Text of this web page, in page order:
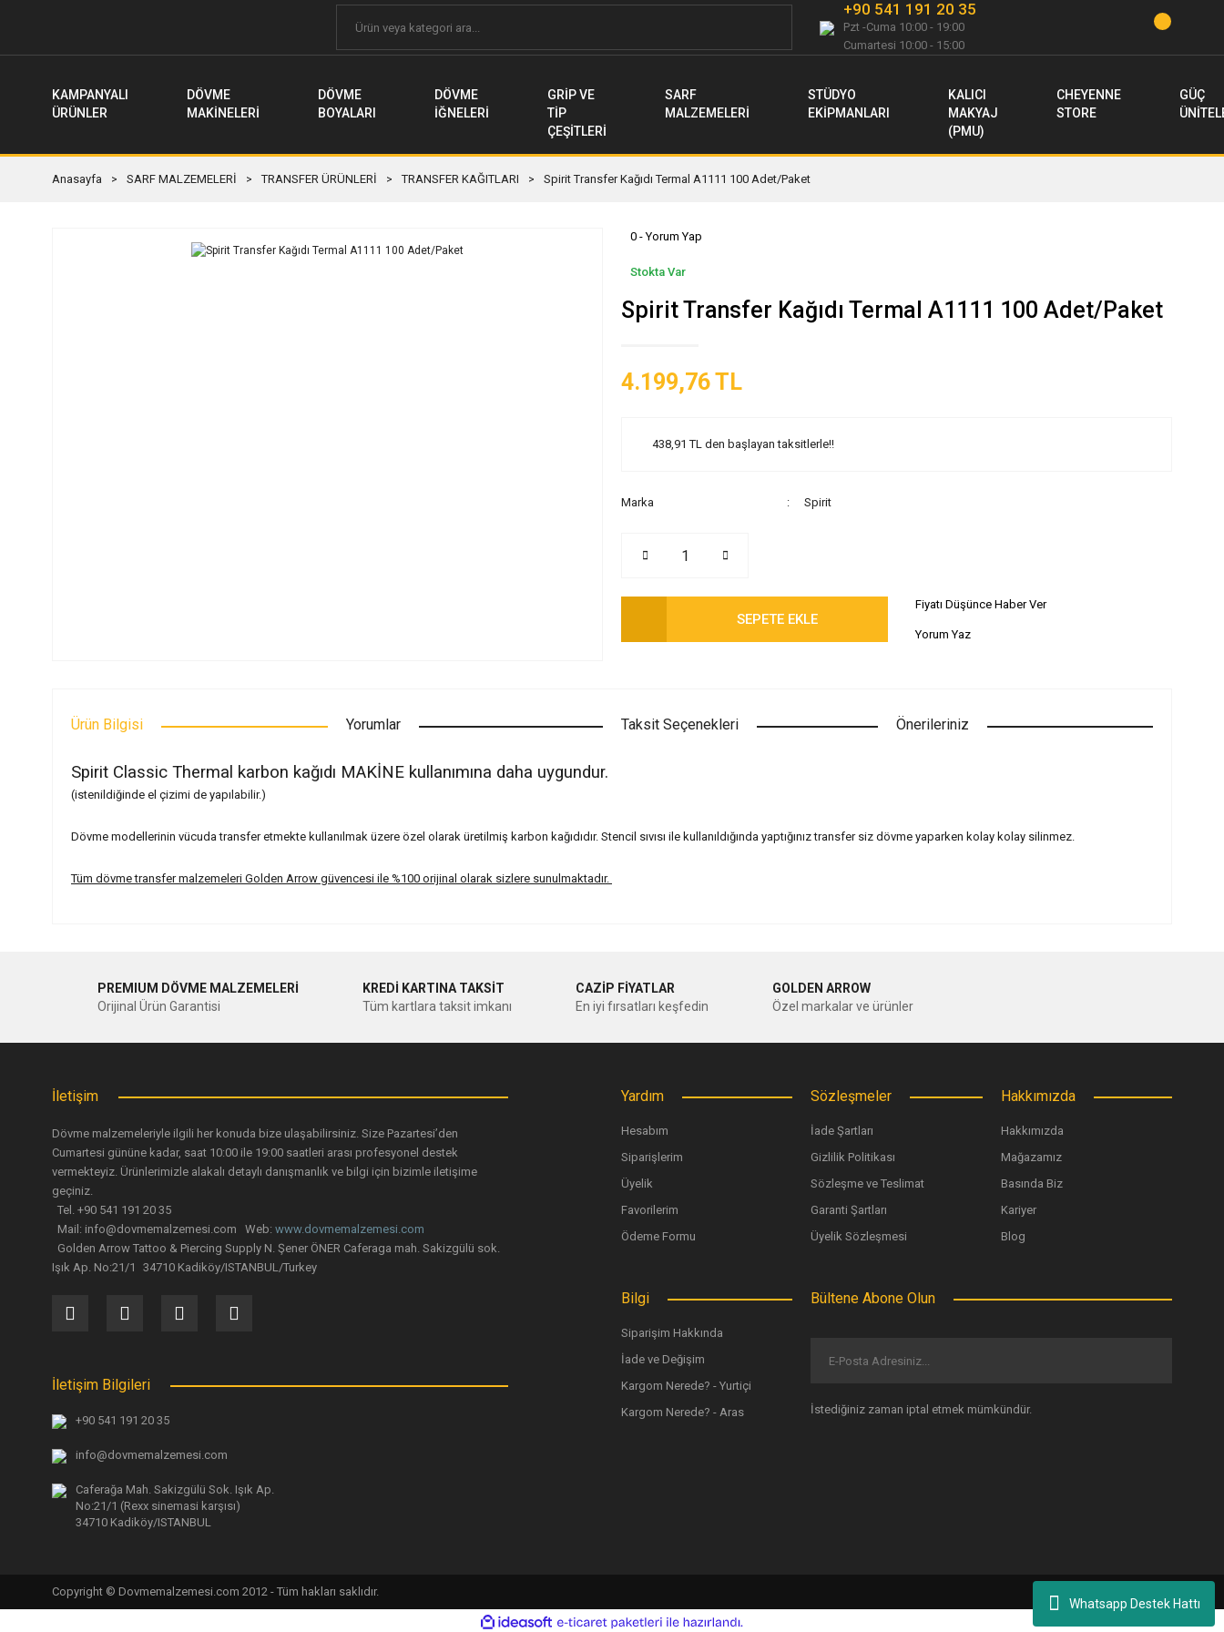
Whatsapp Destek Hattı
+90 541 191 20 35
Pzt -Cuma 10:00 - 19:00
Cumartesi 10:00 - 15:00
KAMPANYALI
ÜRÜNLER
DÖVME
MAKİNELERİ
DÖVME
BOYALARI
DÖVME
İĞNELERİ
GRİP VE
TİP
ÇEŞİTLERİ
SARF
MALZEMELERİ
STÜDYO
EKİPMANLARI
KALICI
MAKYAJ
(PMU)
CHEYENNE
STORE
GÜÇ
Anasayfa SARF MALZEMELERİ TRANSFER ÜRÜNLERİ TRANSFER KAĞITLARI Spirit Transfer Kağıdı Termal A1111 100 Adet/Paket
0 - Yorum Yap
Stokta Var
Spirit Transfer Kağıdı Termal A1111 100 Adet/Paket
4.199,76 TL
438,91 TL den başlayan taksitlerle!!
Marka Spirit
SEPETE EKLE
Fiyatı Düşünce Haber Ver
Yorum Yaz
Ürün Bilgisi Yorumlar Taksit Seçenekleri Önerileriniz
Spirit Classic Thermal karbon kağıdı MAKİNE kullanımına daha uygundur.
(istenildiğinde el çizimi de yapılabilir.)
Dövme modellerinin vücuda transfer etmekte kullanılmak üzere özel olarak üretilmiş karbon kağıdıdır. Stencil sıvısı ile kullanıldığında yaptığınız transfer siz dövme yaparken kolay kolay silinmez.
Tüm dövme transfer malzemeleri Golden Arrow güvencesi ile %100 orijinal olarak sizlere sunulmaktadır.
Yorum Yaz
Ürün resmi kalitesiz, bozuk veya görüntülenemiyor.
Gönder
PREMIUM DÖVME MALZEMELERİ
Orijinal Ürün Garantisi
KREDİ KARTINA TAKSİT
Tüm kartlara taksit imkanı
CAZİP FİYATLAR
En iyi fırsatları keşfedin
GOLDEN ARROW
Özel markalar ve ürünler
İletişim
Dövme malzemeleriyle ilgili her konuda bize ulaşabilirsiniz. Size Pazartesi’den
Cumartesi gününe kadar, saat 10:00 ile 19:00 saatleri arası profesyonel destek
vermekteyiz. Ürünlerimizle alakalı detaylı danışmanlık ve bilgi için bizimle iletişime
geçiniz.
Tel. +90 541 191 20 35
Mail: info@dovmemalzemesi.com Web: www.dovmemalzemesi.com
Golden Arrow Tattoo & Piercing Supply N. Şener ÖNER Caferaga mah. Sakizgülü sok.
Işık Ap. No:21/1 34710 Kadiköy/ISTANBUL/Turkey
İletişim Bilgileri
+90 541 191 20 35
info@dovmemalzemesi.com
Caferağa Mah. Sakizgülü Sok. Işık Ap.
No:21/1 (Rexx sinemasi karşısı)
34710 Kadiköy/ISTANBUL
Yardım
Hesabım
Siparişlerim
Üyelik
Favorilerim
Ödeme Formu
Sözleşmeler
İade Şartları
Gizlilik Politikası
Sözleşme ve Teslimat
Garanti Şartları
Üyelik Sözleşmesi
Hakkımızda
Hakkımızda
Mağazamız
Basında Biz
Kariyer
Blog
Bilgi
Siparişim Hakkında
İade ve Değişim
Kargom Nerede? - Yurtiçi
Kargom Nerede? - Aras
Bültene Abone Olun
İstediğiniz zaman iptal etmek mümkündür.
Copyright © Dovmemalzemesi.com 2012 - Tüm hakları saklıdır.
ideasoft e-